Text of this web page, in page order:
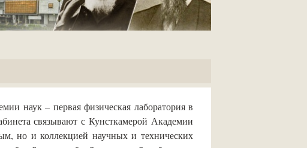
наук – первая физическая лаборатория в
связывают с Кунсткамерой Академии
но и коллекцией научных и технических